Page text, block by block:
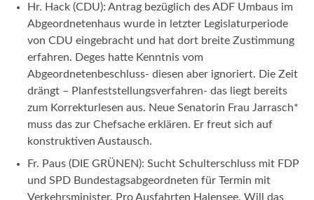
Hr. Hack (CDU): Antrag bezüglich des ADF Umbaus im
Abgeordnetenhaus wurde in letzter Legislaturperiode
von CDU eingebracht und hat dort breite Zustimmung
erfahren. Deges hatte Kenntnis vom
Abgeordnetenbeschluss- diesen aber ignoriert. Die Zeit
drängt – Planfeststellungsverfahren- das liegt bereits
zum Korrekturlesen aus. Neue Senatorin Frau Jarrasch*
muss das zur Chefsache erklären. Er freut sich auf
konstruktiven Austausch.
Fr. Paus (DIE GRÜNEN): Sucht Schulterschluss mit FDP
und SPD Bundestagsabgeordneten für Termin mit
Verkehrsminister. Pro Ausfahrten Halensee. Will das